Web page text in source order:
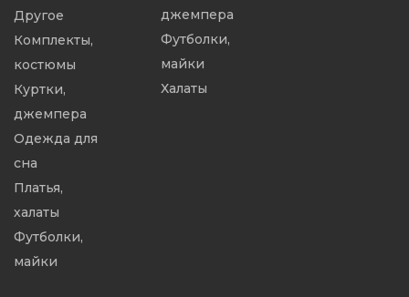
Другое
Комплекты,
костюмы
Куртки,
джемпера
Одежда для
сна
Платья,
халаты
Футболки,
майки
джемпера
Футболки,
майки
Халаты